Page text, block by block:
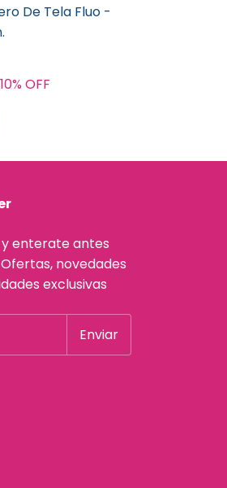
De Tela Fluo -
10% OFF
enterate antes
novedades
exclusivas